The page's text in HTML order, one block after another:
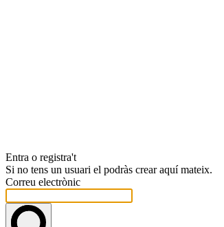
Entra o registra't
Si no tens un usuari el podràs crear aquí mateix.
Correu electrònic